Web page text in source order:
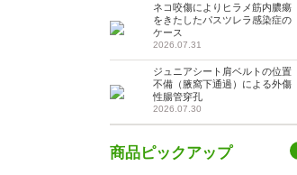
ネコ咬傷によりヒラメ筋内膿瘍
をきたしたパスツレラ感染症の
ケース
2026.07.31
ジュニアシート肩ベルトの位置
不備（腋窩下通過）による外傷
性腸管穿孔
2026.07.30
商品ピックアップ